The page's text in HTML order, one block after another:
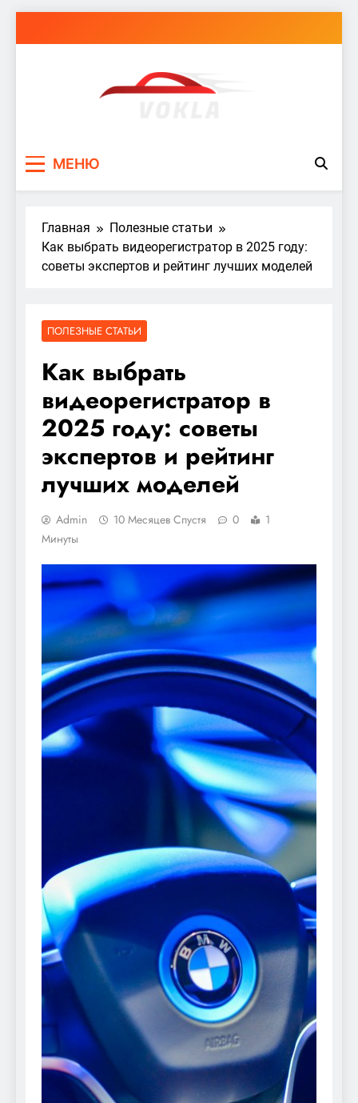
МЕНЮ
Главная
Полезные статьи
Как выбрать видеорегистратор в 2025 году:
советы экспертов и рейтинг лучших моделей
ПОЛЕЗНЫЕ СТАТЬИ
Как выбрать
видеорегистратор в
2025 году: советы
экспертов и рейтинг
лучших моделей
Admin 10 Месяцев Спустя 0
1
Минуты